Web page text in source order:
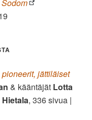
jättiläiset
& kääntäjät Lotta
Hietala, 336 sivua |